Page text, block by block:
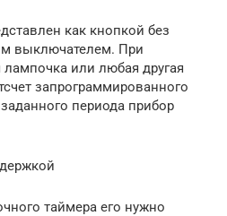
как кнопкой без
выключателем. При
или любая другая
запрограммированного
периода прибор
таймера его нужно